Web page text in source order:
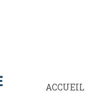
ACCUEIL